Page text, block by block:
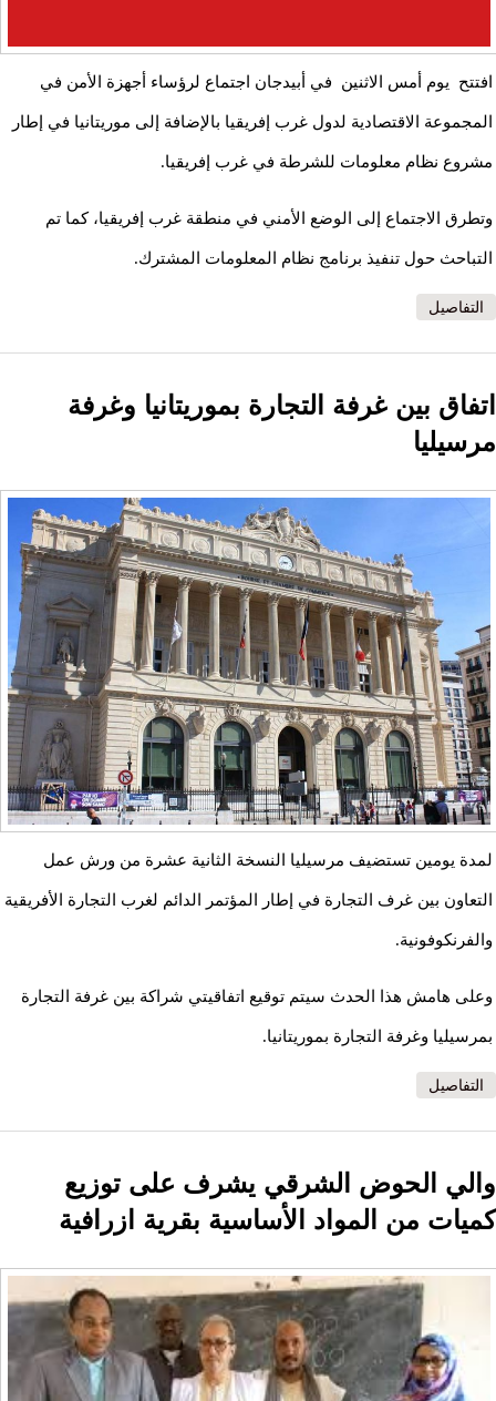
افتتح يوم أمس الاثنين في أبيدجان اجتماع لرؤساء أجهزة الأمن في
المجموعة الاقتصادية لدول غرب إفريقيا بالإضافة إلى موريتانيا في إطار
مشروع نظام معلومات للشرطة في غرب إفريقيا.
وتطرق الاجتماع إلى الوضع الأمني ​​في منطقة غرب إفريقيا، كما تم
التباحث حول تنفيذ برنامج نظام المعلومات المشترك.
التفاصيل
اتفاق بين غرفة التجارة بموريتانيا وغرفة
مرسيليا
لمدة يومين تستضيف مرسيليا النسخة الثانية عشرة من ورش عمل
التعاون بين غرف التجارة في إطار المؤتمر الدائم لغرب التجارة الأفريقية
والفرنكوفونية.
وعلى هامش هذا الحدث سيتم توقيع اتفاقيتي شراكة بين غرفة التجارة
بمرسيليا وغرفة التجارة بموريتانيا.
التفاصيل
والي الحوض الشرقي يشرف على توزيع
كميات من المواد الأساسية بقرية ازرافية